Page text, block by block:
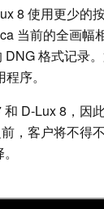
8 使用更少的
当前的全画幅
格式记录
序。
D-Lux 8，因
，客户将不得